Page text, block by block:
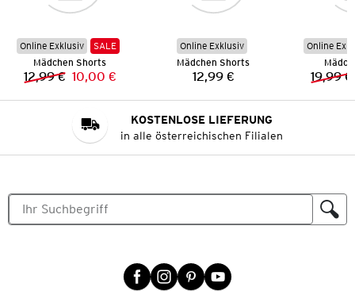
Online Exklusiv
SALE
Mädchen Shorts
Vorheriger Preis:
12,99 € Neuer Preis:
10,00 €
Online Exklusiv
Mädchen Shorts
Preis:
12,99 €
Online
19,99 €
KOSTENLOSE LIEFERUNG
in alle österreichischen Filialen